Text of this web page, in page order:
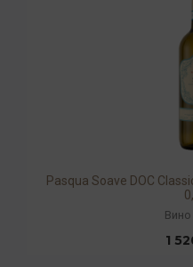
Pasqua Soave DOC
Вино
1